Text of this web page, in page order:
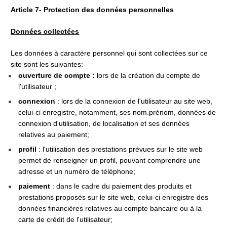
Article 7- Protection des données personnelles
Données collectées
Les données à caractère personnel qui sont collectées sur ce
site sont les suivantes:
ouverture de compte : lors de la création du compte de
l'utilisateur ;
connexion : lors de la connexion de l'utilisateur au site web,
celui-ci enregistre, notamment, ses nom.prénom, données de
connexion d'utilisation, de localisation et ses données
relatives au paiement;
profil : l'utilisation des prestations prévues sur le site web
permet de renseigner un profil, pouvant comprendre une
adresse et un numéro de téléphone;
paiement : dans le cadre du paiement des produits et
prestations proposés sur le site web, celui-ci enregistre des
données financières relatives au compte bancaire ou à la
carte de crédit de l'utilisateur;